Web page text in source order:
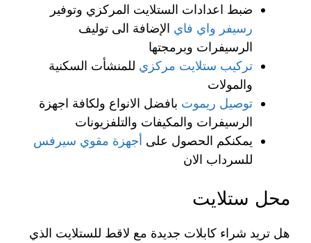
ضبط اعدادات الستلايت المركزي وتوفير
رسيفر واي فاي الإضافة الى توليف
الرسيفرات وبرمجتها
تركيب ستلايت مركزي للمنشأت السكنية
والمولات
توصيل ريموت بافضل الانواع ولكافة اجهزة
الرسيفرات والمكيفات والتلفزيونات
يمكنكم الحصول على أجهزة مقوي سيرفس
للسرداب الان
محل ستلايت
هل تريد شراء كابلات جديدة مع لاقط للستلايت الذي